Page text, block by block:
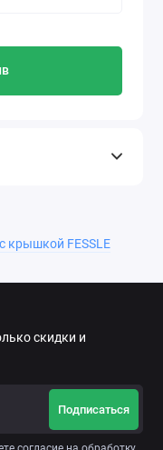
крышкой FESSLE
скидки и
Подписаться